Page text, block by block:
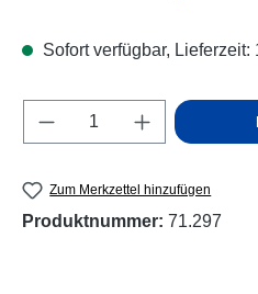
Sofort verfügbar, Lieferzeit:
Produkt Anzahl: Gib
Zum Merkzettel hinzufügen
Produktnummer: 71.297